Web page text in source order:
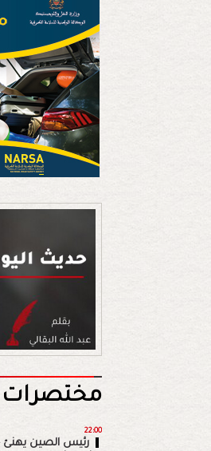
مختصرات
22:00
رئيس الصين يهنئ